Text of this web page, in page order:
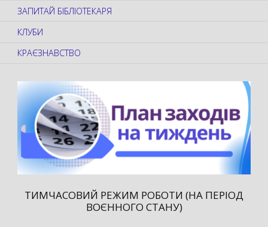
ЗАПИТАЙ БІБЛІОТЕКАРЯ
КЛУБИ
КРАЄЗНАВСТВО
ТИМЧАСОВИЙ РЕЖИМ РОБОТИ (НА ПЕРІОД
ВОЄННОГО СТАНУ)